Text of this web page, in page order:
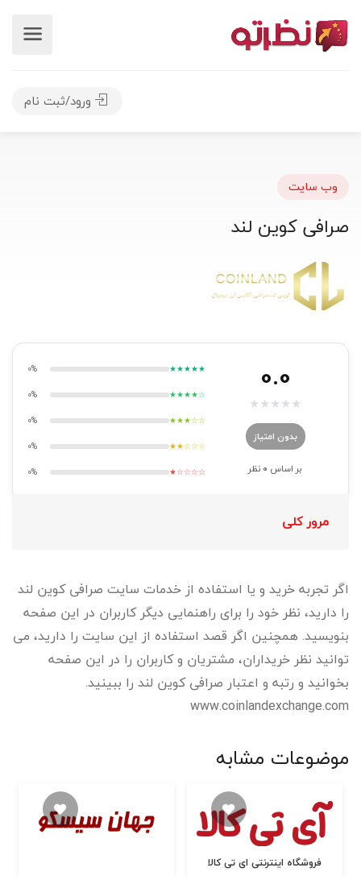
ورود/ثبت نام
وب سایت
صرافی کوین لند
0.0
★
★
★
★
★
بدون امتیاز
بر اساس 0 نظر
★★★★★
0%
★★★★☆
0%
★★★☆☆
0%
★★☆☆☆
0%
★☆☆☆☆
0%
مرور کلی
اگر تجربه خرید و یا استفاده از خدمات سایت صرافی کوین لند
را دارید، نظر خود را برای راهنمایی دیگر کاربران در این صفحه
بنویسید. همچنین اگر قصد استفاده از این سایت را دارید، می
توانید نظر خریداران، مشتریان و کاربران را در این صفحه
بخوانید و رتبه و اعتبار صرافی کوین لند را ببینید.
www.coinlandexchange.com
موضوعات مشابه
فروشگاه اینترنتی ای تی کالا